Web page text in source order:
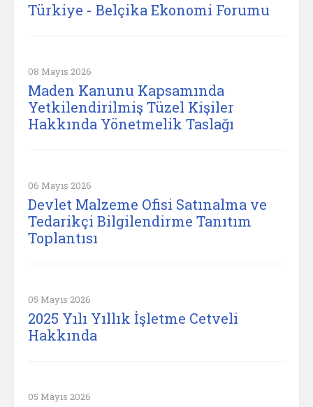
Türkiye - Belçika Ekonomi Forumu
08 Mayıs 2026
Maden Kanunu Kapsamında
Yetkilendirilmiş Tüzel Kişiler
Hakkında Yönetmelik Taslağı
06 Mayıs 2026
Devlet Malzeme Ofisi Satınalma ve
Tedarikçi Bilgilendirme Tanıtım
Toplantısı
05 Mayıs 2026
2025 Yılı Yıllık İşletme Cetveli
Hakkında
05 Mayıs 2026